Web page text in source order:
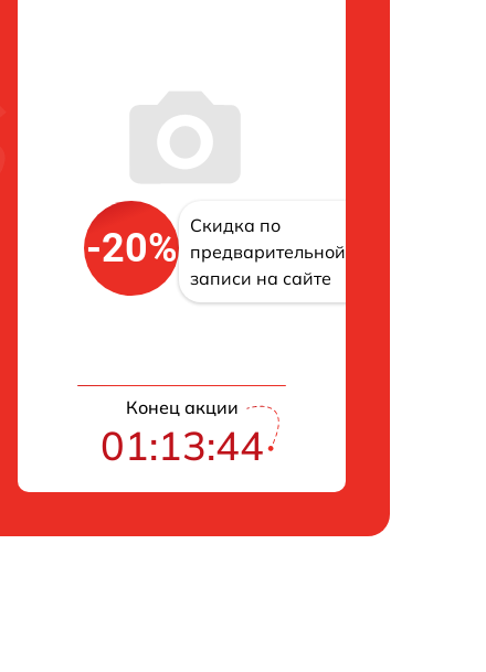
-20%
Скидка по
предварительной
записи на сайте
Конец акции
01:13:43